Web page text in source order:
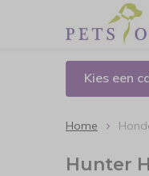
Kies een
Home
Hunter